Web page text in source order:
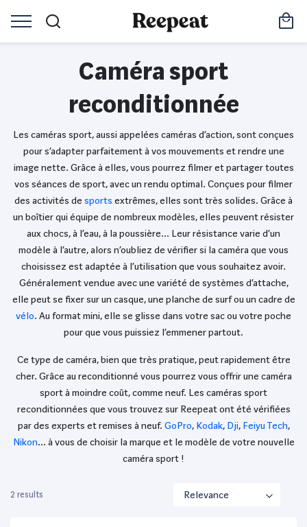
Caméra sport
reconditionnée
Les caméras sport, aussi appelées caméras d’action, sont conçues
pour s’adapter parfaitement à vos mouvements et rendre une
image nette. Grâce à elles, vous pourrez filmer et partager toutes
vos séances de sport, avec un rendu optimal. Conçues pour filmer
des activités de sports extrêmes, elles sont très solides. Grâce à
un boîtier qui équipe de nombreux modèles, elles peuvent résister
aux chocs, à l’eau, à la poussière… Leur résistance varie d’un
modèle à l’autre, alors n’oubliez de vérifier si la caméra que vous
choisissez est adaptée à l’utilisation que vous souhaitez avoir.
Généralement vendue avec une variété de systèmes d’attache,
elle peut se fixer sur un casque, une planche de surf ou un cadre de
vélo. Au format mini, elle se glisse dans votre sac ou votre poche
pour que vous puissiez l’emmener partout.
Ce type de caméra, bien que très pratique, peut rapidement être
cher. Grâce au reconditionné vous pourrez vous offrir une caméra
sport à moindre coût, comme neuf. Les caméras sport
reconditionnées que vous trouvez sur Reepeat ont été vérifiées
par des experts et remises à neuf. GoPro, Kodak, Dji, Feiyu Tech,
Nikon… à vous de choisir la marque et le modèle de votre nouvelle
caméra sport !
2 results